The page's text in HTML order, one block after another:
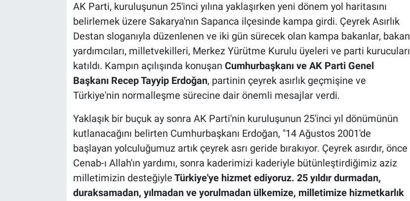
AK Parti, kuruluşunun 25'inci yılına yaklaşırken yeni dönem yol haritasını
belirlemek üzere Sakarya'nın Sapanca ilçesinde kampa girdi. Çeyrek Asırlık
Destan sloganıyla düzenlenen ve iki gün sürecek olan kampa bakanlar, bakan
yardımcıları, milletvekilleri, Merkez Yürütme Kurulu üyeleri ve parti kurucuları
katıldı. Kampın açılışında konuşan Cumhurbaşkanı ve AK Parti Genel
Başkanı Recep Tayyip Erdoğan, partinin çeyrek asırlık geçmişine ve
Türkiye'nin normalleşme sürecine dair önemli mesajlar verdi.
Yaklaşık bir buçuk ay sonra AK Parti'nin kuruluşunun 25'inci yıl dönümünün
kutlanacağını belirten Cumhurbaşkanı Erdoğan, "14 Ağustos 2001'de
başlayan yolculuğumuz artık çeyrek asrı geride bırakıyor. Çeyrek asırdır, önce
Cenab-ı Allah'ın yardımı, sonra kaderimizi kaderiyle bütünleştirdiğimiz aziz
milletimizin desteğiyle Türkiye'ye hizmet ediyoruz. 25 yıldır durmadan,
duraksamadan, yılmadan ve yorulmadan ülkemize, milletimize hizmetkarlık